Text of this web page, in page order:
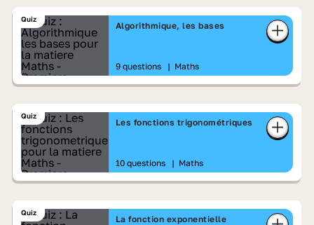
Quiz
Algorithmique, les bases
9 questions | Maths
Quiz
Les fonctions trigonométriques
10 questions | Maths
Quiz
La fonction exponentielle